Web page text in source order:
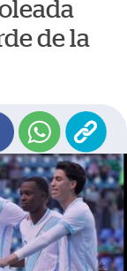
de la